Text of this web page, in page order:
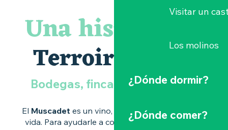
Visitar un
Los molinos
¿Dónde dormir?
¿Dónde comer?
Una historia de
Terroir à vivre
Bodegas, fincas y actividades
El Muscadet es un vino, un paisaje, una forma de
vida. Para ayudarle a comprender sus sutilezas,